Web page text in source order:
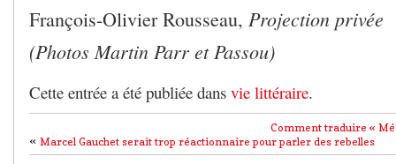
François-Olivier Rousseau, Projection privée
(Photos Martin Parr et Passou)
Cette entrée a été publiée dans vie littéraire.
Comment traduire «
« Marcel Gauchet serait trop réactionnaire pour parler des rebelles